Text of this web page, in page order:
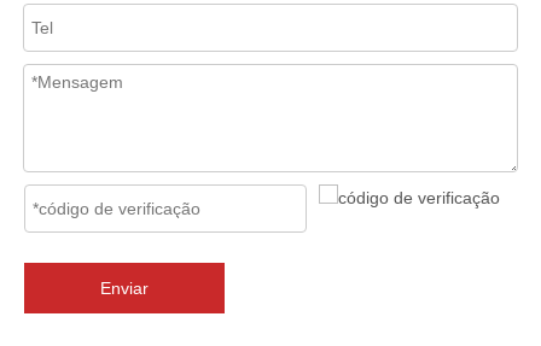
2026-07-02
J-VALVES fornece válvulas borboleta de flange excêntrica tripla
Enviar